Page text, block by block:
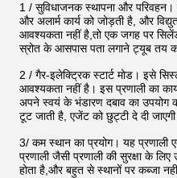
1 / सुविधाजनक स्थापना और
और अलार्म कार्य को जोड़ती है, और
आवश्यकता नहीं है,तो एक जगह पर
स्रोत के आसपास पता लगाने ट्यूब तय
2 / गैर-इलेक्ट्रिक स्टार्ट मोड। इसे
आवश्यकता नहीं है। इस प्रणाली का
अपने स्वयं के भंडारण दबाव का उपयोग
टूट जाती है, एजेंट को छुट्टी दे दी
3/ कम स्थान का प्रयोग। यह प्रणाली
प्रणाली जैसी प्रणाली की सुरक्षा के
होता है,और बहुत से स्थानों पर कब्जा